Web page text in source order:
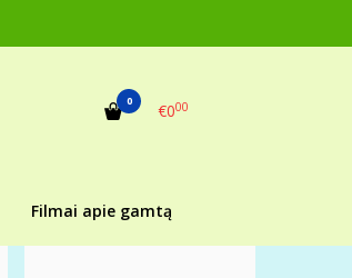
0 €000
Filmai apie gamtą